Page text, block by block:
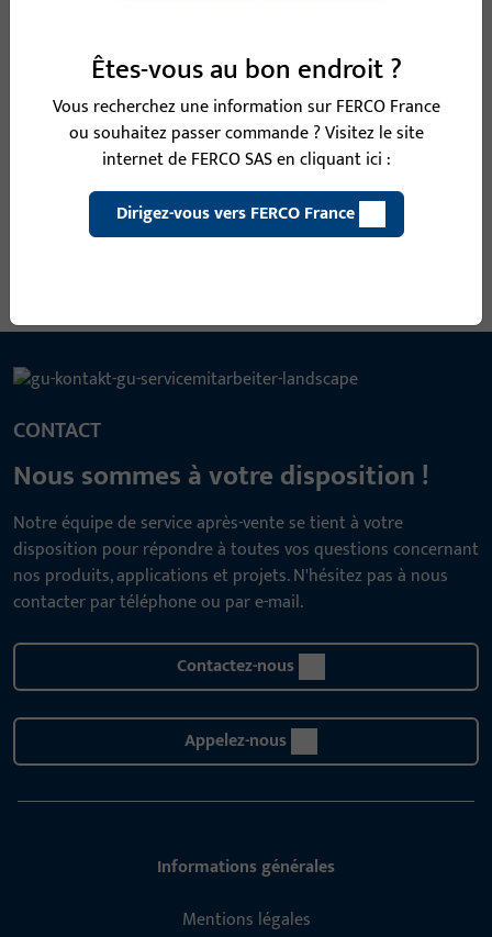
B-78430-08-0-1 | Carré | CARRE DIVISE 9 MM
LI25/LA65
Carré, largeur totale 9 mm, hauteur / profondeur totale 9 mm
Voir toutes les variantes
CONTACT
Nous sommes à votre disposition !
Notre équipe de service après-vente se tient à votre
disposition pour répondre à toutes vos questions concernant
nos produits, applications et projets. N'hésitez pas à nous
contacter par téléphone ou par e-mail.
Contactez-nous
Appelez-nous
Êtes-vous au bon endroit ?
Vous recherchez une information sur FERCO France
ou souhaitez passer commande ? Visitez le site
internet de FERCO SAS en cliquant ici :
Dirigez-vous vers FERCO France
Informations générales
Mentions légales